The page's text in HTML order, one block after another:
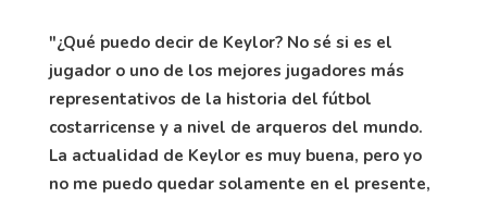
"¿Qué puedo decir de Keylor? No sé si es el
jugador o uno de los mejores jugadores más
representativos de la historia del fútbol
costarricense y a nivel de arqueros del mundo.
La actualidad de Keylor es muy buena, pero yo
no me puedo quedar solamente en el presente,